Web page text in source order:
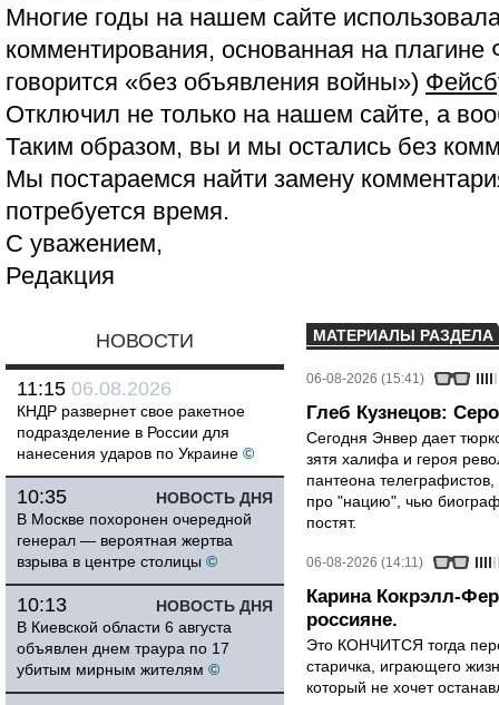
Многие годы на нашем сайте
комментирования, основанная на
говорится «без объявления войны»)
Отключил не только на нашем сайте, а
Таким образом, вы и мы остались без
Мы постараемся найти замену
потребуется время.
С уважением,
Редакция
НОВОСТИ
11:15 06.08.2026
КНДР развернет свое ракетное
подразделение в России для
нанесения ударов по Украине ©
НОВОСТЬ ДНЯ
10:35
В Москве похоронен очередной
генерал — вероятная жертва
взрыва в центре столицы ©
НОВОСТЬ ДНЯ
10:13
В Киевской области 6 августа
объявлен днем траура по 17
убитым мирным жителям ©
МАТЕРИАЛЫ РАЗДЕЛА
06-08-2026 (15:41)
Глеб Кузнецов:
Сегодня Энвер дает
зятя халифа и героя
пантеона
про "нацию", чью
постят.
06-08-2026 (14:11)
Карина Кокрэлл-
россияне.
Это КОНЧИТСЯ тогда
старичка, играющего
который не хочет